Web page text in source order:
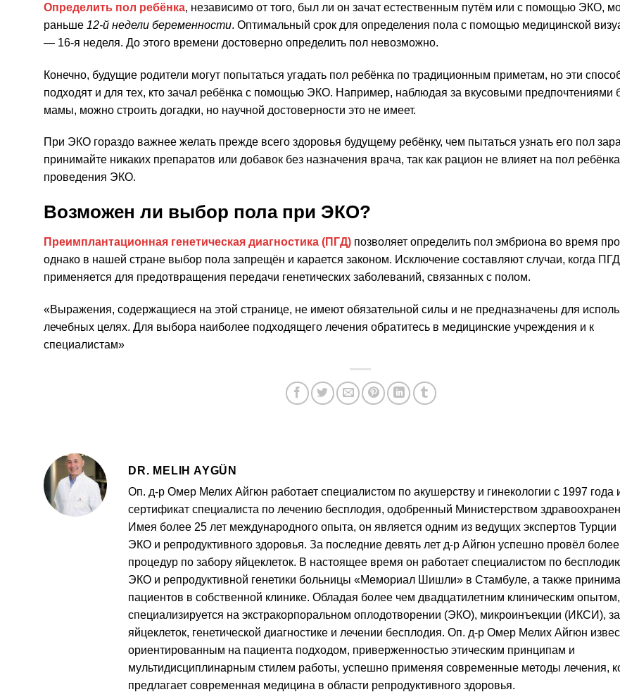
Определить пол ребёнка, независимо от того, был ли он зачат естественным путём или с помощью ЭКО,
раньше 12-й недели беременности. Оптимальный срок для определения пола с помощью медицинской
— 16-я неделя. До этого времени достоверно определить пол невозможно.
Конечно, будущие родители могут попытаться угадать пол ребёнка по традиционным приметам, но эти
подходят и для тех, кто зачал ребёнка с помощью ЭКО. Например, наблюдая за вкусовыми предпочтениями
мамы, можно строить догадки, но научной достоверности это не имеет.
При ЭКО гораздо важнее желать прежде всего здоровья будущему ребёнку, чем пытаться узнать его пол
принимайте никаких препаратов или добавок без назначения врача, так как рацион не влияет на пол
проведения ЭКО.
Возможен ли выбор пола при ЭКО?
Преимплантационная генетическая диагностика (ПГД) позволяет определить пол эмбриона во время
однако в нашей стране выбор пола запрещён и карается законом. Исключение составляют случаи, когда ПГД
применяется для предотвращения передачи генетических заболеваний, связанных с полом.
«Выражения, содержащиеся на этой странице, не имеют обязательной силы и не предназначены для
лечебных целях. Для выбора наиболее подходящего лечения обратитесь в медицинские учреждения и к
специалистам»
DR. MELIH AYGÜN
Оп. д-р Омер Мелих Айгюн работает специалистом по акушерству и гинекологии с 1997 года
сертификат специалиста по лечению бесплодия, одобренный Министерством
Имея более 25 лет международного опыта, он является одним из ведущих экспертов Турции
ЭКО и репродуктивного здоровья. За последние девять лет д-р Айгюн успешно провёл
процедур по забору яйцеклеток. В настоящее время он работает специалистом по
ЭКО и репродуктивной генетики больницы «Мемориал Шишли» в Стамбуле, а также
пациентов в собственной клинике. Обладая более чем двадцатилетним клиническим
специализируется на экстракорпоральном оплодотворении (ЭКО), микроинъекции (ИКСИ),
яйцеклеток, генетической диагностике и лечении бесплодия. Оп. д-р Омер Мелих Айгюн
ориентированным на пациента подходом, приверженностью этическим принципам и
мультидисциплинарным стилем работы, успешно применяя современные методы лечения,
предлагает современная медицина в области репродуктивного здоровья.